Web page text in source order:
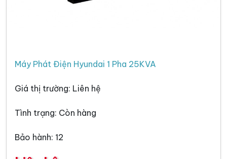
Máy Phát Điện Hyundai 1 Pha 25KVA
Giá thị trường: Liên hệ
Tình trạng: Còn hàng
Bảo hành: 12